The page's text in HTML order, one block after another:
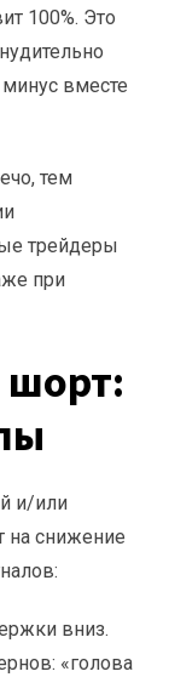
100%. Это
вместе
тем
трейдеры
при
шорт:
и/или
на снижение
вниз.
«голова